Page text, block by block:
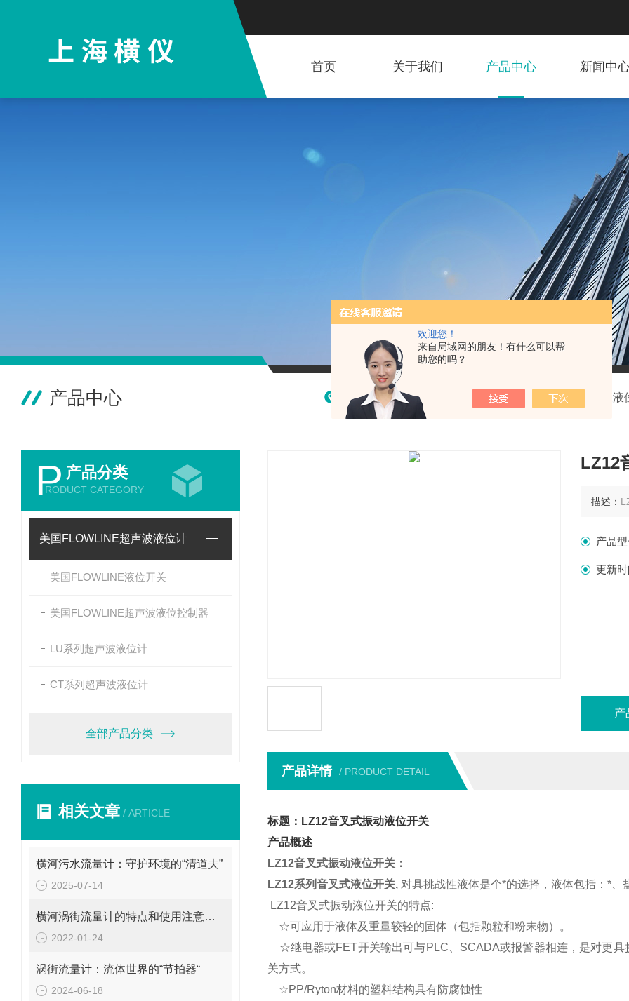
欢迎您！
来自局域网的朋友！有什么可以帮
助您的吗？
首页 关于我们 产品中心 新闻中
产品中心 我的位置：首页> >美国FLOWLINE超声波液
P 产品分类
RODUCT CATEGORY
美国FLOWLINE超声波液位计
美国FLOWLINE液位开关
美国FLOWLINE超声波液位控制器
LU系列超声波液位计
CT系列超声波液位计
全部产品分类
相关文章 / ARTICLE
横河污水流量计：守护环境的“清道夫”
2025-07-14
横河涡街流量计的特点和使用注意事项
2022-01-24
涡街流量计：流体世界的“节拍器“
2024-06-18
LZ12
描述：
产品型
更新时
产
产品详情 / PRODUCT DETAIL
标题：LZ12音叉式振动液位开关
产品概述
LZ12音叉式振动液位开关：
LZ12系列音叉式液位开关, 对具挑战性液体是个*的选择，液体包括：*、
LZ12音叉式振动液位开关的特点:
☆可应用于液体及重量较轻的固体（包括颗粒和粉末物）。
☆继电器或FET开关输出可与PLC SCADA或报警器相连，是对更具
关方式。
☆PP/Ryton材料的塑料结构具有防腐蚀性